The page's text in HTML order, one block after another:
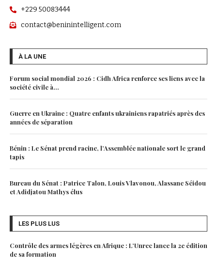
+229 50083444
contact@beninintelligent.com
À LA UNE
Forum social mondial 2026 : Cidh Africa renforce ses liens avec la
société civile à...
Guerre en Ukraine : Quatre enfants ukrainiens rapatriés après des
années de séparation
Bénin : Le Sénat prend racine, l’Assemblée nationale sort le grand
tapis
Bureau du Sénat : Patrice Talon, Louis Vlavonou, Alassane Séidou
et Adidjatou Mathys élus
LES PLUS LUS
Contrôle des armes légères en Afrique : L’Unrec lance la 2e édition
de sa formation